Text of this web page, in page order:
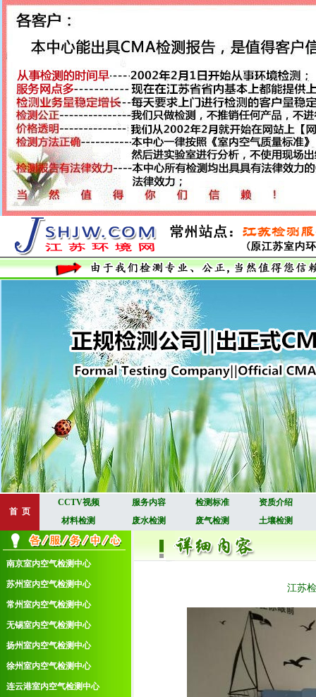
首 页
CCTV视频 服务内容 检测标准
资质介绍
材料检测
废水检测 废气检测 土壤检测
南京室内空气检测中心
苏州室内空气检测中心
常州室内空气检测中心
无锡室内空气检测中心
扬州室内空气检测中心
徐州室内空气检测中心
连云港室内空气检测中心
江苏